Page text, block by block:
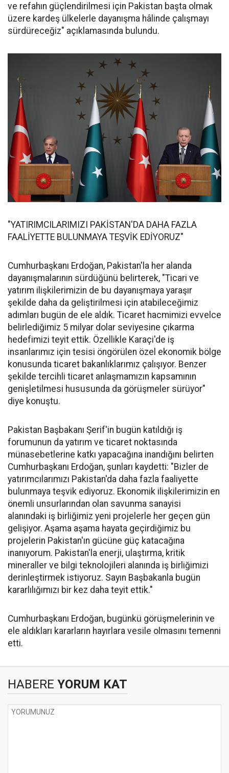
ve refahın güçlendirilmesi için Pakistan başta olmak
üzere kardeş ülkelerle dayanışma hâlinde çalışmayı
sürdüreceğiz" açıklamasında bulundu.
"YATIRIMCILARIMIZI PAKİSTAN'DA DAHA FAZLA
FAALİYETTE BULUNMAYA TEŞVİK EDİYORUZ"
Cumhurbaşkanı Erdoğan, Pakistan'la her alanda
dayanışmalarının sürdüğünü belirterek, "Ticari ve
yatırım ilişkilerimizin de bu dayanışmaya yaraşır
şekilde daha da geliştirilmesi için atabileceğimiz
adımları bugün de ele aldık. Ticaret hacmimizi evvelce
belirlediğimiz 5 milyar dolar seviyesine çıkarma
hedefimizi teyit ettik. Özellikle Karaçi'de iş
insanlarımız için tesisi öngörülen özel ekonomik bölge
konusunda ticaret bakanlıklarımız çalışıyor. Benzer
şekilde tercihli ticaret anlaşmamızın kapsamının
genişletilmesi hususunda da görüşmeler sürüyor"
diye konuştu.
Pakistan Başbakanı Şerif'in bugün katıldığı iş
forumunun da yatırım ve ticaret noktasında
münasebetlerine katkı yapacağına inandığını belirten
Cumhurbaşkanı Erdoğan, şunları kaydetti: "Bizler de
yatırımcılarımızı Pakistan'da daha fazla faaliyette
bulunmaya teşvik ediyoruz. Ekonomik ilişkilerimizin en
önemli unsurlarından olan savunma sanayisi
alanındaki iş birliğimiz yeni projelerle her geçen gün
gelişiyor. Aşama aşama hayata geçirdiğimiz bu
projelerin Pakistan'ın gücüne güç katacağına
inanıyorum. Pakistan'la enerji, ulaştırma, kritik
mineraller ve bilgi teknolojileri alanında iş birliğimizi
derinleştirmek istiyoruz. Sayın Başbakanla bugün
kararlılığımızı bir kez daha teyit ettik."
Cumhurbaşkanı Erdoğan, bugünkü görüşmelerinin ve
ele aldıkları kararların hayırlara vesile olmasını temenni
etti.
HABERE YORUM KAT